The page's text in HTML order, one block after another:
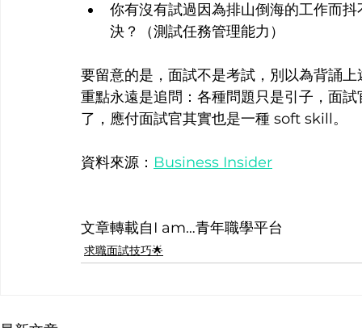
你有沒有試過因為排山倒海的工作而
決？（測試任務管理能力）
要留意的是，面試不是考試，別以為背誦
重點永遠是追問：各種問題只是引子，面
了，應付面試官其實也是一種 soft skill。
資料來源： Business Insider
文章轉載自I am…青年職學平台
求職面試技巧🌟